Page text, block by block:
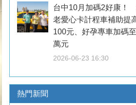
台中10月加碼2好康！
老愛心卡計程車補助提
100元、好孕專車加碼
萬元
2026-06-23 16:30
熱門新聞